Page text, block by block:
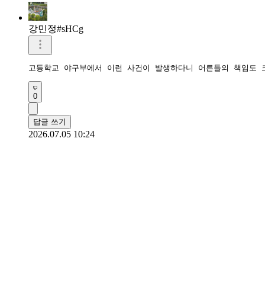
강민정#sHCg
고등학교 야구부에서 이런 사건이 발생하다니 어른들의 책임도
0
답글 쓰기
2026.07.05 10:24